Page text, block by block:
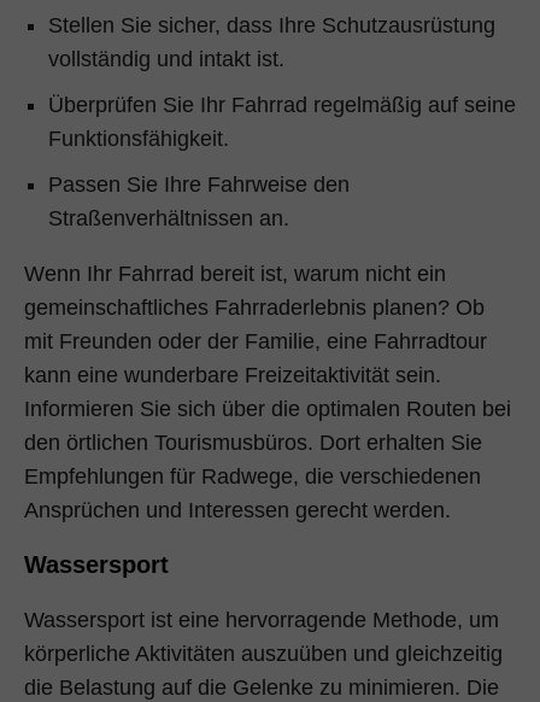
Stellen Sie sicher, dass Ihre Schutzausrüstung
vollständig und intakt ist.
Überprüfen Sie Ihr Fahrrad regelmäßig auf seine
Funktionsfähigkeit.
Passen Sie Ihre Fahrweise den
Straßenverhältnissen an.
Wenn Ihr Fahrrad bereit ist, warum nicht ein
gemeinschaftliches Fahrraderlebnis planen? Ob
mit Freunden oder der Familie, eine Fahrradtour
kann eine wunderbare Freizeitaktivität sein.
Informieren Sie sich über die optimalen Routen bei
den örtlichen Tourismusbüros. Dort erhalten Sie
Empfehlungen für Radwege, die verschiedenen
Ansprüchen und Interessen gerecht werden.
Wassersport
Wassersport ist eine hervorragende Methode, um
körperliche Aktivitäten auszuüben und gleichzeitig
die Belastung auf die Gelenke zu minimieren. Die